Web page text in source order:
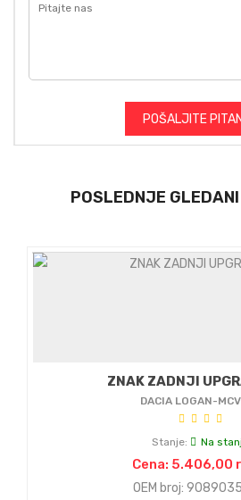
POŠALJITE
POSLEDNJE
ZNAK ZADNJI
DACIA LOGAN-
Stanje: Na
Cena: 5.406,00
OEM broj: